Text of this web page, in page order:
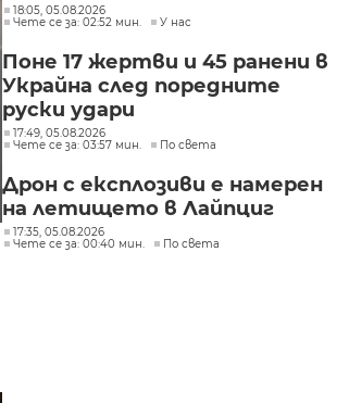
18:05, 05.08.2026
Чете се за: 02:52 мин.
У нас
Поне 17 жертви и 45 ранени в
Украйна след поредните
руски удари
17:49, 05.08.2026
Чете се за: 03:57 мин.
По света
Дрон с експлозиви е намерен
на летището в Лайпциг
17:35, 05.08.2026
Чете се за: 00:40 мин.
По света